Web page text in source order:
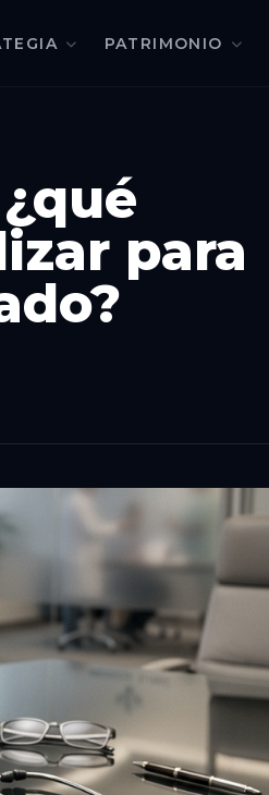
PATRIMONIO
para